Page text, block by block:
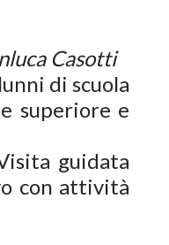
Casotti
di scuola
superiore e
guidata
con attività